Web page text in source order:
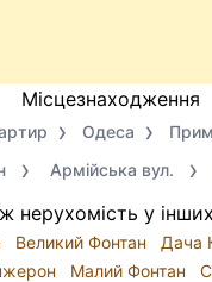
Місцезнаходження
Одеса
Армійська вул.
нерухомість у
Великий Фонтан
Дача
Малий Фонтан